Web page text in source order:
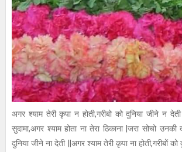
अगर श्याम तेरी कृपा न होती,गरीबो को दुनिया जीने न
सुदामा,अगर श्याम होता ना तेरा ठिकाना |जरा सोचो उनकी
दुनिया जीने ना देती ||अगर श्याम तेरी कृपा ना होती,गरीबों